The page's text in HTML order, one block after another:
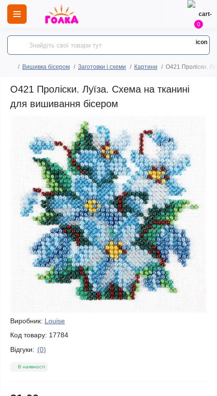
0
Вишивка бісером Заготовки і схеми Картини O421 Проліски.
O421 Проліски. Луїза. Схема на тканині
для вишивання бісером
Виробник: Louise
Код товару: 17784
Відгуки: (0)
В наявності